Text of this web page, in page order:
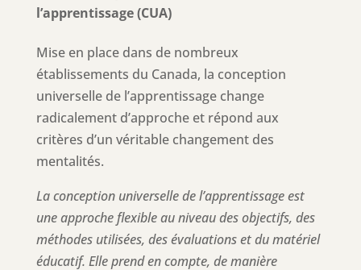
l’apprentissage (CUA)
Mise en place dans de nombreux
établissements du Canada, la conception
universelle de l’apprentissage change
radicalement d’approche et répond aux
critères d’un véritable changement des
mentalités.
La conception universelle de l’apprentissage est
une approche flexible au niveau des objectifs, des
méthodes utilisées, des évaluations et du matériel
éducatif. Elle prend en compte, de manière